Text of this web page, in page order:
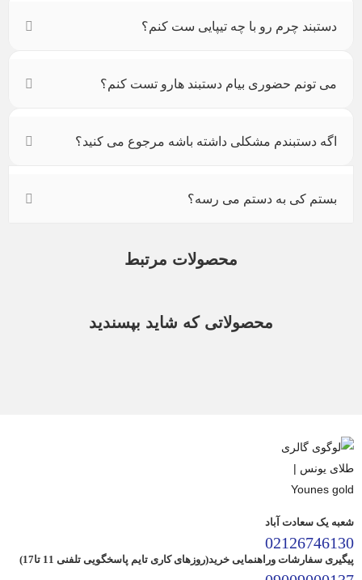
دستبند چرم رو با چه تیپایی ست کنم؟
می تونم حضوری بیام دستبند هارو تست کنم؟
اگه دستبندم مشکلی داشته باشه مرجوع می کنید؟
بستم کی به دستم می رسه؟
محصولات مرتبط
محصولاتی که شاید بپسندید
شعبه یک سعادت آباد
02126746130
پیگیری سفارشات وراهنمایی خرید(روزهای کاری تایم پاسخگویی تلفنی 11 تا17)